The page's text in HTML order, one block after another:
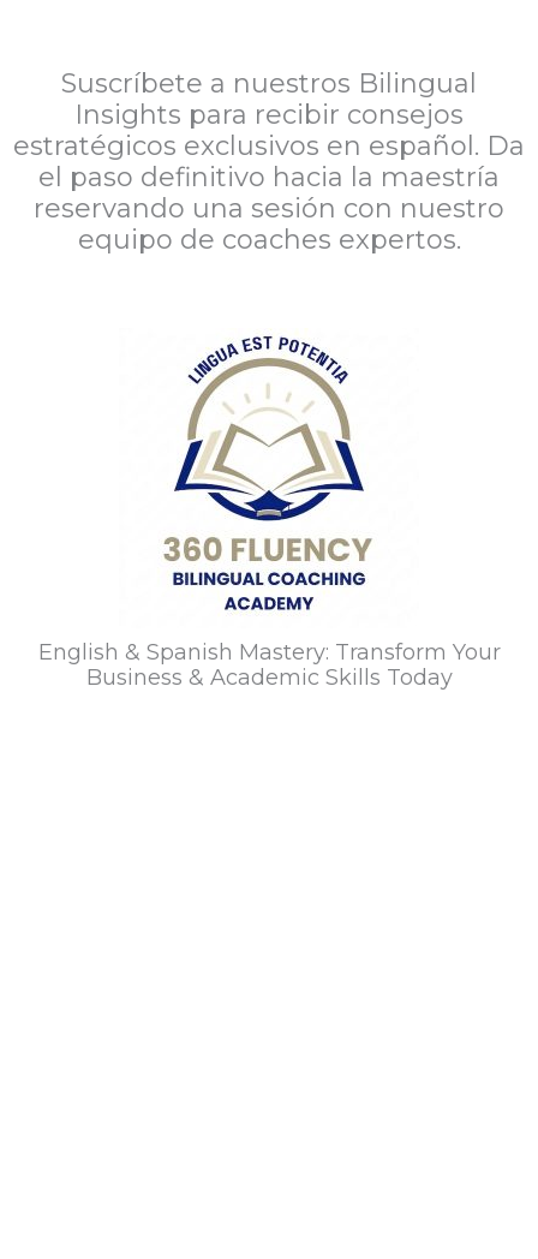
Suscríbete a nuestros Bilingual
Insights para recibir consejos
estratégicos exclusivos en español. Da
el paso definitivo hacia la maestría
reservando una sesión con nuestro
equipo de coaches expertos.
English & Spanish Mastery: Transform Your
Business & Academic Skills Today